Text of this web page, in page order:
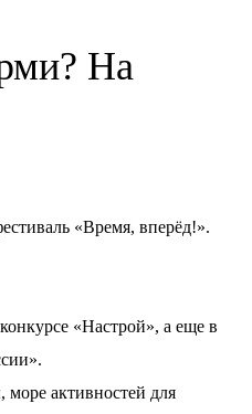
На
«Время, вперёд!».
«Настрой», а еще в
море активностей для